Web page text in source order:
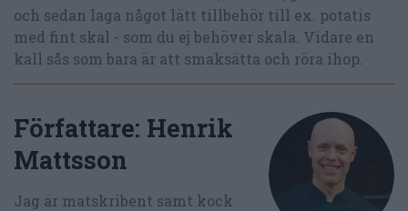
och sedan laga något lätt tillbehör till ex. potatis
med fint skal - som du ej behöver skala. Vidare en
kall sås som bara är att smaksätta och röra ihop.
Författare: Henrik
Mattsson
Jag är matskribent samt kock